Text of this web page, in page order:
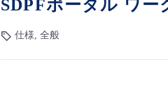
SDPFポータル ワ
仕様, 全般